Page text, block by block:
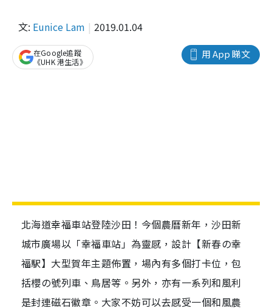
文: Eunice Lam 2019.01.04
用 App 睇文
在Google追蹤
《UHK 港生活》
北海道幸福車站登陸沙田！今個農曆新年，沙田新
城市廣場以「幸福車站」為靈感，設計【新春の幸
福駅】大型賀年主題佈置，場內有多個打卡位，包
括櫻の號列車、鳥居等。另外，亦有一系列和風利
是封連磁石徽章。大家不妨可以去感受一個和風農